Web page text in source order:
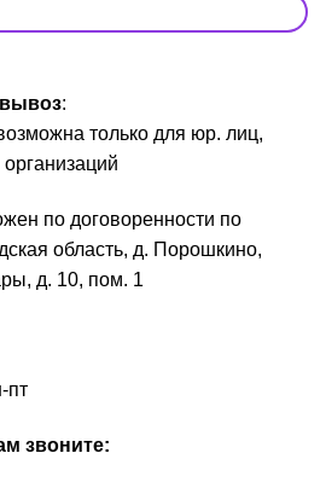
:
только для юр. лиц,
по договоренности по
область, д. Порошкино,
д. 10, пом. 1
пт
звоните: